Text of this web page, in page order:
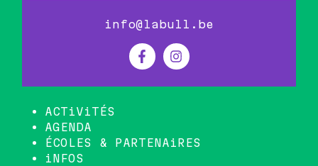
info@labull.be
ACTiViTÉS
AGENDA
ÉCOLES & PARTENAiRES
iNFOS